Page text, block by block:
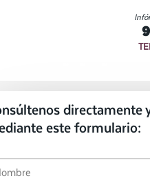
directamente
este formulario: